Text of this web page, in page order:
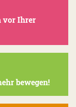
vor Ihrer
bewegen!